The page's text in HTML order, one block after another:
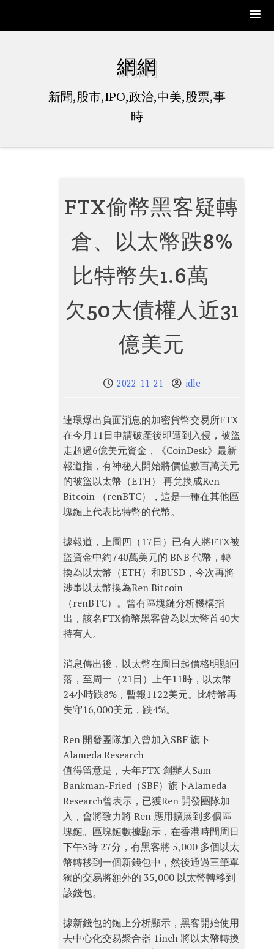
網網
新聞,股市,IPO,政治,中美,股票,事
時
FTX偷幣黑客疑轉
倉、以太幣跌8%
比特幣失1.6萬
欠50大債權人近31
億美元
2022-11-21 idle
連環爆出負面消息的加密貨幣交易所FTX
在今月11日申請破產後即遭到入侵，被盜
走超過6億美元資金，《CoinDesk》最新
報道指，有神秘人開始將價值數百萬美元
的被盜以太幣（ETH） 再兌換成Ren
Bitcoin （renBTC），這是一種在其他區
塊鏈上代表比特幣的代幣。
據報道，上周四（17日）已有人將FTX被
盜資金中約740萬美元的 BNB 代幣，轉
換為以太幣（ETH）和BUSD，今次再將
涉事以太幣換為Ren Bitcoin
（renBTC）。曾有區塊鏈分析機構指
出，該名FTX偷幣黑客曾為以太幣首40大
持有人。
消息傳出後，以太幣在周日起價格明顯回
落，至周一（21日）上午11時，以太幣
24小時跌8%，暫報1122美元。比特幣再
失守16,000美元，跌4%。
Ren 開發團隊加入曾加入SBF 旗下
Alameda Research
值得留意是，去年FTX 創辦人Sam
Bankman-Fried（SBF）旗下Alameda
Research曾表示，已獲Ren 開發團隊加
入，會將致力將 Ren 應用擴展到多個區
塊鏈。區塊鏈數據顯示，在香港時間周日
下午3時 27分，有黑客將 5,000 多個以太
幣轉移到一個新錢包中，然後通過三筆單
獨的交易將額外的 35,000 以太幣轉移到
該錢包。
據新錢包的鏈上分析顯示，黑客開始使用
去中心化交易聚合器 1inch 將以太幣轉換